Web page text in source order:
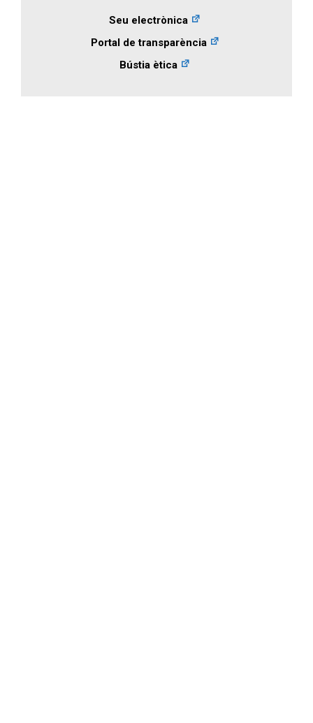
Seu electrònica
Portal de transparència
Bústia ètica